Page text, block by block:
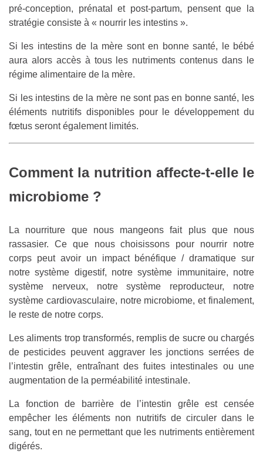
pré-conception, prénatal et post-partum, pensent que la
stratégie consiste à « nourrir les intestins ».
Si les intestins de la mère sont en bonne santé, le bébé
aura alors accès à tous les nutriments contenus dans le
régime alimentaire de la mère.
Si les intestins de la mère ne sont pas en bonne santé, les
éléments nutritifs disponibles pour le développement du
fœtus seront également limités.
Comment la nutrition affecte-t-elle le
microbiome ?
La nourriture que nous mangeons fait plus que nous
rassasier. Ce que nous choisissons pour nourrir notre
corps peut avoir un impact bénéfique / dramatique sur
notre système digestif, notre système immunitaire, notre
système nerveux, notre système reproducteur, notre
système cardiovasculaire, notre microbiome, et finalement,
le reste de notre corps.
Les aliments trop transformés, remplis de sucre ou chargés
de pesticides peuvent aggraver les jonctions serrées de
l’intestin grêle, entraînant des fuites intestinales ou une
augmentation de la perméabilité intestinale.
La fonction de barrière de l’intestin grêle est censée
empêcher les éléments non nutritifs de circuler dans le
sang, tout en ne permettant que les nutriments entièrement
digérés.